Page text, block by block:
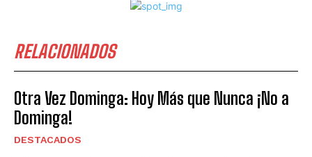
RELACIONADOS
Otra Vez Dominga: Hoy Más que Nunca ¡No a
Dominga!
DESTACADOS